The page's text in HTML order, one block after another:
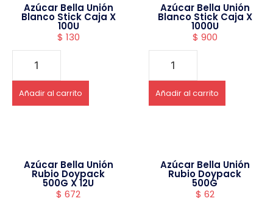
Azúcar Bella Unión
Blanco Stick Caja X
100U
$ 130
Añadir al carrito
Azúcar Bella Unión
Blanco Stick Caja X
1000U
$ 900
Añadir al carrito
Azúcar Bella Unión
Rubio Doypack
500G X 12U
$ 672
Azúcar Bella Unión
Rubio Doypack
500G
$ 62